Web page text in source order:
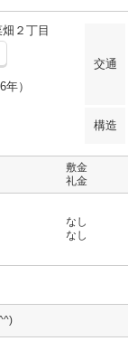
２丁目
交通
）
構造
敷金
礼金
なし
なし